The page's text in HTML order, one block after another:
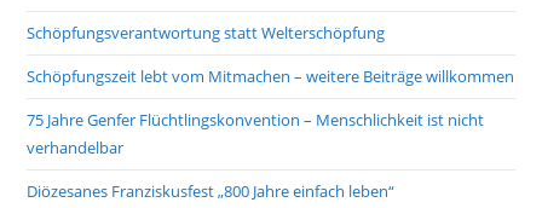
Schöpfungsverantwortung statt Welterschöpfung
Schöpfungszeit lebt vom Mitmachen – weitere Beiträge willkommen
75 Jahre Genfer Flüchtlingskonvention – Menschlichkeit ist nicht
verhandelbar
Diözesanes Franziskusfest „800 Jahre einfach leben“